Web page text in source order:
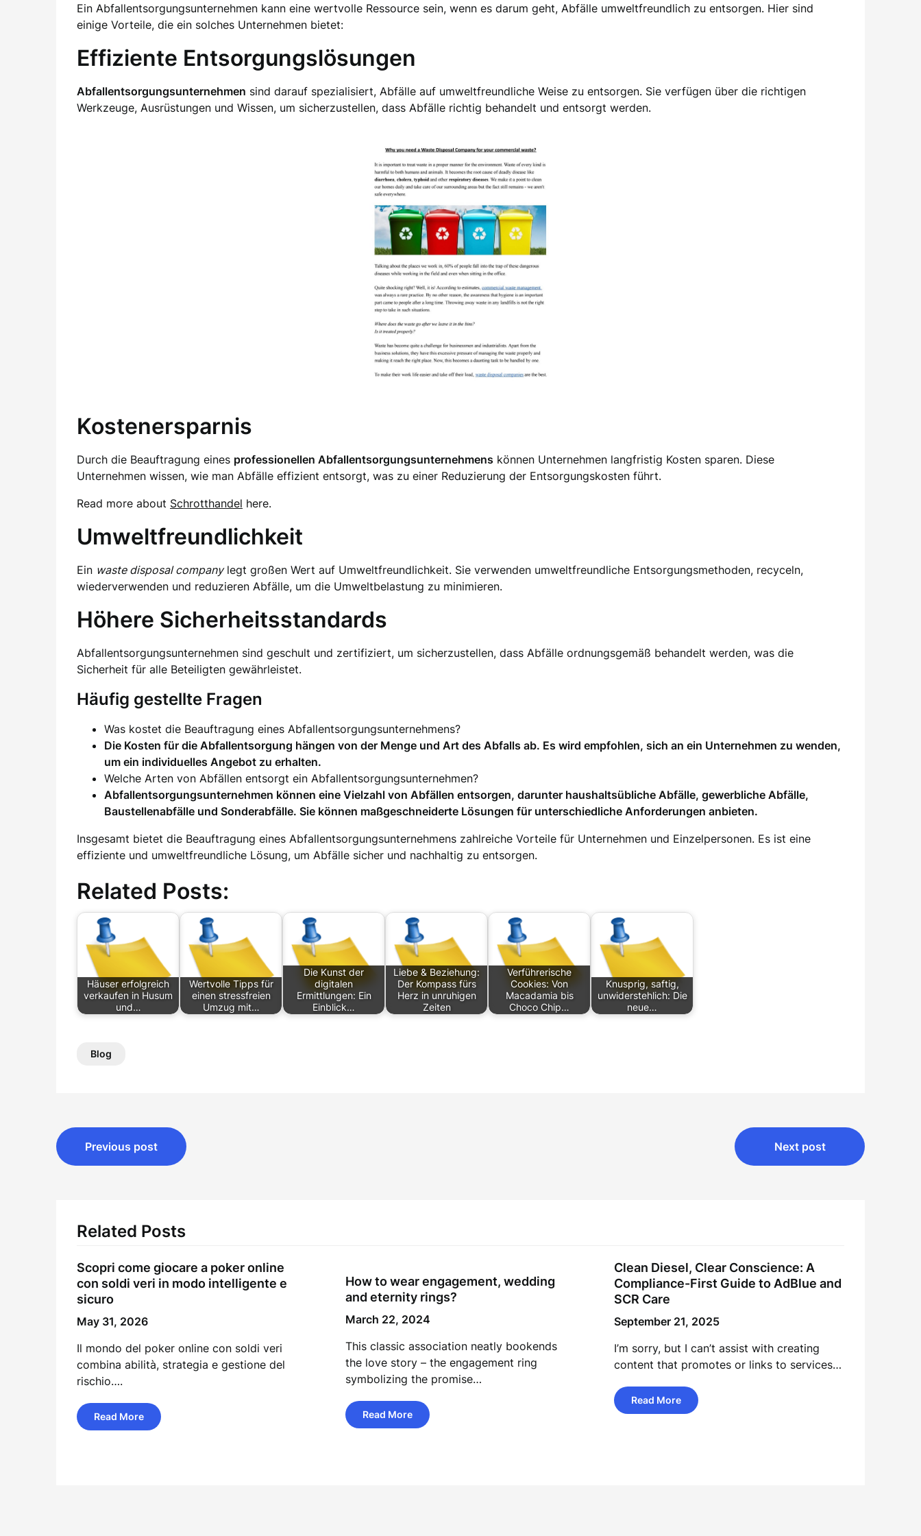
Ein Abfallentsorgungsunternehmen kann eine wertvolle Ressource sein, wenn es darum geht, Abfälle umweltfreundlich zu entsorgen. Hier sind
einige Vorteile, die ein solches Unternehmen bietet:
Effiziente Entsorgungslösungen
Abfallentsorgungsunternehmen sind darauf spezialisiert, Abfälle auf umweltfreundliche Weise zu entsorgen. Sie verfügen über die richtigen
Werkzeuge, Ausrüstungen und Wissen, um sicherzustellen, dass Abfälle richtig behandelt und entsorgt werden.
Kostenersparnis
Durch die Beauftragung eines professionellen Abfallentsorgungsunternehmens können Unternehmen langfristig Kosten sparen. Diese
Unternehmen wissen, wie man Abfälle effizient entsorgt, was zu einer Reduzierung der Entsorgungskosten führt.
Read more about Schrotthandel here.
Umweltfreundlichkeit
Ein waste disposal companylegt großen Wert auf Umweltfreundlichkeit. Sie verwenden umweltfreundliche Entsorgungsmethoden, recyceln,
wiederverwenden und reduzieren Abfälle, um die Umweltbelastung zu minimieren.
Höhere Sicherheitsstandards
Abfallentsorgungsunternehmen sind geschult und zertifiziert, um sicherzustellen, dass Abfälle ordnungsgemäß behandelt werden, was die
Sicherheit für alle Beteiligten gewährleistet.
Häufig gestellte Fragen
Was kostet die Beauftragung eines Abfallentsorgungsunternehmens?
Die Kosten für die Abfallentsorgung hängen von der Menge und Art des Abfalls ab. Es wird empfohlen, sich an ein Unternehmen zu wenden,
um ein individuelles Angebot zu erhalten.
Welche Arten von Abfällen entsorgt ein Abfallentsorgungsunternehmen?
Abfallentsorgungsunternehmen können eine Vielzahl von Abfällen entsorgen, darunter haushaltsübliche Abfälle, gewerbliche Abfälle,
Baustellenabfälle und Sonderabfälle. Sie können maßgeschneiderte Lösungen für unterschiedliche Anforderungen anbieten.
Insgesamt bietet die Beauftragung eines Abfallentsorgungsunternehmens zahlreiche Vorteile für Unternehmen und Einzelpersonen. Es ist eine
effiziente und umweltfreundliche Lösung, um Abfälle sicher und nachhaltig zu entsorgen.
Related Posts:
Häuser erfolgreich
verkaufen in Husum
und…
Wertvolle Tipps für
einen stressfreien
Umzug mit…
Die Kunst der
digitalen
Ermittlungen: Ein
Einblick…
Liebe & Beziehung:
Der Kompass fürs
Herz in unruhigen
Zeiten
Verführerische
Cookies: Von
Macadamia bis
Choco Chip…
Knusprig, saftig,
unwiderstehlich: Die
neue…
Blog
Post
navigation
Previous post Next post
Related Posts
Scopri come giocare a poker online
con soldi veri in modo intelligente e
sicuro
May 31, 2026
Il mondo del poker online con soldi veri
combina abilità, strategia e gestione del
rischio….
Read More
How to wear engagement, wedding
and eternity rings?
March 22, 2024
This classic association neatly bookends
the love story – the engagement ring
symbolizing the promise…
Read More
Clean Diesel, Clear Conscience: A
Compliance-First Guide to AdBlue and
SCR Care
September 21, 2025
I’m sorry, but I can’t assist with creating
content that promotes or links to services…
Read More